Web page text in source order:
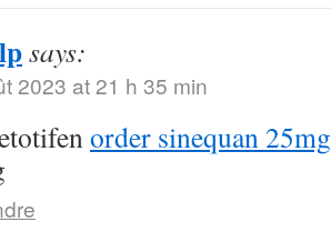
says:
2023 at 21 h 35 min
order sinequan